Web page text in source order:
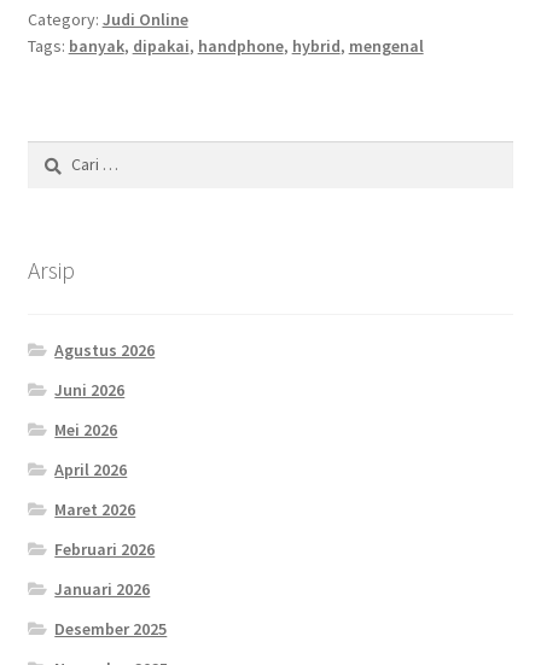
Category: Judi Online
Tags: banyak, dipakai, handphone, hybrid, mengenal
Cari
untuk:
Arsip
Agustus 2026
Juni 2026
Mei 2026
April 2026
Maret 2026
Februari 2026
Januari 2026
Desember 2025